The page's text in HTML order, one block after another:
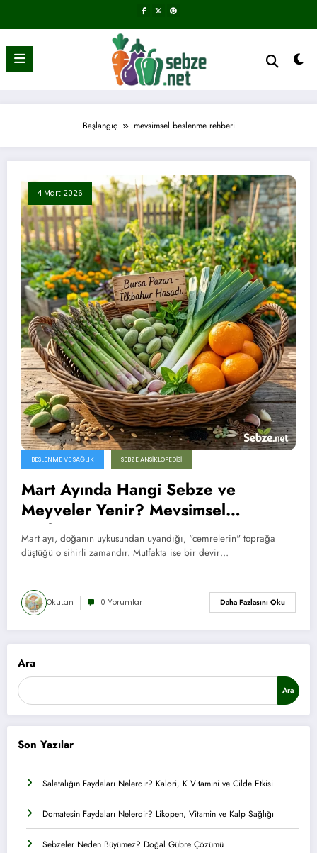
Başlangıç mevsimsel beslenme rehberi
Ara
Ara
Son Yazılar
Salatalığın Faydaları Nelerdir? Kalori, K Vitamini ve Cilde Etkisi
Domatesin Faydaları Nelerdir? Likopen, Vitamin ve Kalp Sağlığı
Sebzeler Neden Büyümez? Doğal Gübre Çözümü
4 Mart 2026
BESLENME VE SAĞLIK SEBZE ANSIKLOPEDISI
Mart Ayında Hangi Sebze ve
Meyveler Yenir? Mevsimsel
Beslenme
Mart ayı, doğanın uykusundan uyandığı, "cemrelerin" toprağa
düştüğü o sihirli zamandır. Mutfakta ise bir devir…
Okutan 0 Yorumlar Daha Fazlasını Oku